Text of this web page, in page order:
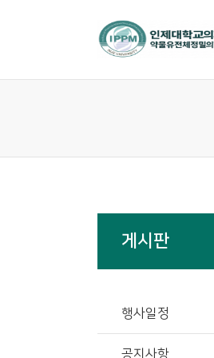
게시판
행사일정
공지사항